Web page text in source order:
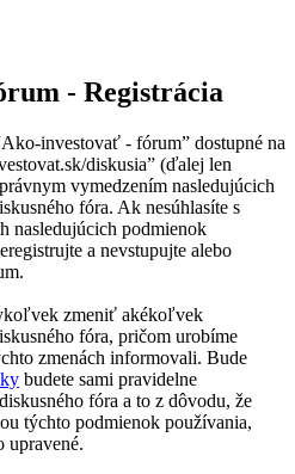
- Registrácia
investovať - fórum” dostupné na
diskusia” (ďalej len
vymedzením nasledujúcich
fóra. Ak nesúhlasíte s
nasledujúcich podmienok
a nevstupujte alebo
zmeniť akékoľvek
fóra, pričom urobíme
zmenách informovali. Bude
budete sami pravidelne
fóra a to z dôvodu, že
týchto podmienok používania,
upravené.